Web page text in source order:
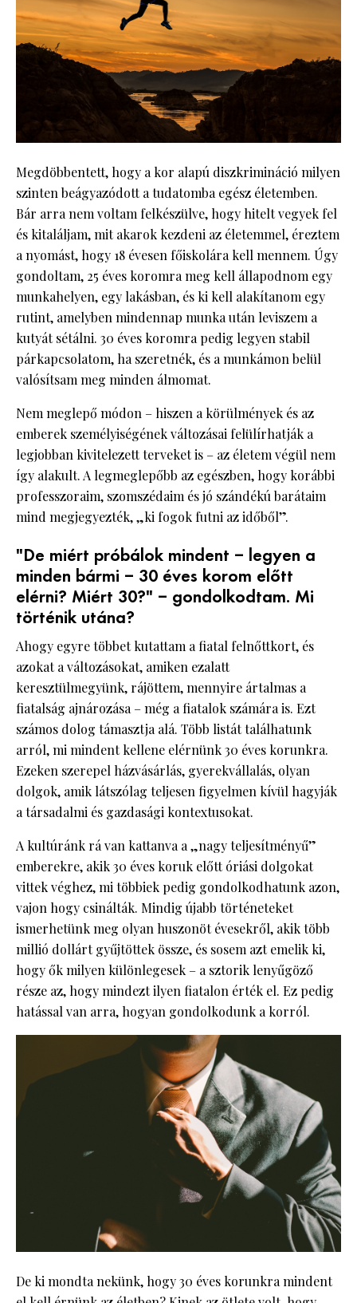
Megdöbbentett, hogy a kor alapú diszkrimináció milyen
szinten beágyazódott a tudatomba egész életemben.
Bár arra nem voltam felkészülve, hogy hitelt vegyek fel
és kitaláljam, mit akarok kezdeni az életemmel, éreztem
a nyomást, hogy 18 évesen főiskolára kell mennem. Úgy
gondoltam, 25 éves koromra meg kell állapodnom egy
munkahelyen, egy lakásban, és ki kell alakítanom egy
rutint, amelyben mindennap munka után leviszem a
kutyát sétálni. 30 éves koromra pedig legyen stabil
párkapcsolatom, ha szeretnék, és a munkámon belül
valósítsam meg minden álmomat.
Nem meglepő módon – hiszen a körülmények és az
emberek személyiségének változásai felülírhatják a
legjobban kivitelezett terveket is – az életem végül nem
így alakult. A legmeglepőbb az egészben, hogy korábbi
professzoraim, szomszédaim és jó szándékú barátaim
mind megjegyezték, „ki fogok futni az időből”.
"De miért próbálok mindent – legyen a
minden bármi – 30 éves korom előtt
elérni? Miért 30?" – gondolkodtam. Mi
történik utána?
Ahogy egyre többet kutattam a fiatal felnőttkort, és
azokat a változásokat, amiken ezalatt
keresztülmegyünk, rájöttem, mennyire ártalmas a
fiatalság ajnározása – még a fiatalok számára is. Ezt
számos dolog támasztja alá. Több listát találhatunk
arról, mi mindent kellene elérnünk 30 éves korunkra.
Ezeken szerepel házvásárlás, gyerekvállalás, olyan
dolgok, amik látszólag teljesen figyelmen kívül hagyják
a társadalmi és gazdasági kontextusokat.
A kultúránk rá van kattanva a „nagy teljesítményű”
emberekre, akik 30 éves koruk előtt óriási dolgokat
vittek véghez, mi többiek pedig gondolkodhatunk azon,
vajon hogy csinálták. Mindig újabb történeteket
ismerhetünk meg olyan huszonöt évesekről, akik több
millió dollárt gyűjtöttek össze, és sosem azt emelik ki,
hogy ők milyen különlegesek – a sztorik lenyűgöző
része az, hogy mindezt ilyen fiatalon érték el. Ez pedig
hatással van arra, hogyan gondolkodunk a korról.
De ki mondta nekünk, hogy 30 éves korunkra mindent